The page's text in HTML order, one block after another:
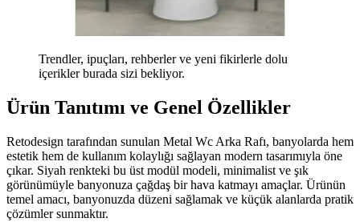
Trendler, ipuçları, rehberler ve yeni fikirlerle dolu
içerikler burada sizi bekliyor.
Ürün Tanıtımı ve Genel Özellikler
Retodesign tarafından sunulan Metal Wc Arka Rafı, banyolarda hem
estetik hem de kullanım kolaylığı sağlayan modern tasarımıyla öne
çıkar. Siyah renkteki bu üst modül modeli, minimalist ve şık
görünümüyle banyonuza çağdaş bir hava katmayı amaçlar. Ürünün
temel amacı, banyonuzda düzeni sağlamak ve küçük alanlarda pratik
çözümler sunmaktır.